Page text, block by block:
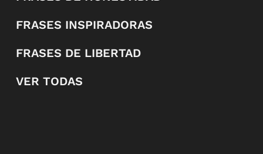
FRASES INSPIRADORAS
FRASES DE LIBERTAD
VER TODAS